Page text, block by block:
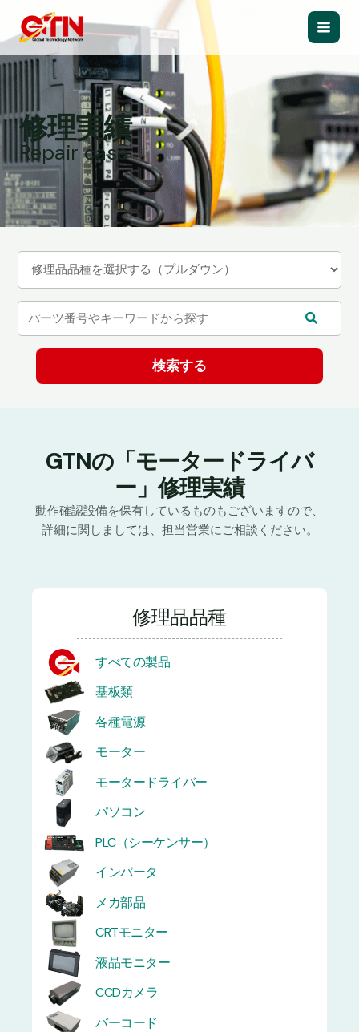
ス
プ
Main
修理実績
Repair case
GTNの「モータードライバ
ー」修理実績
動作確認設備を保有しているものもございますので、
詳細に関しましては、担当営業にご相談ください。
修理品品種
すべての製品
基板類
各種電源
モーター
モータードライバー
パソコン
PLC（シーケンサー）
インバータ
メカ部品
CRTモニター
液晶モニター
CCDカメラ
バーコード